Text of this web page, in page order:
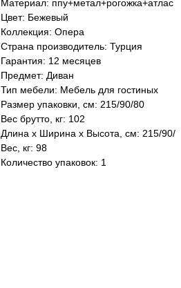
Материал: ппу+метал+рогожка+атлас
Цвет: Бежевый
Коллекция: Опера
Страна производитель: Турция
Гарантия: 12 месяцев
Предмет: Диван
Тип мебели: Мебель для гостиных
Размер упаковки, см: 215/90/80
Вес брутто, кг: 102
Длина х Ширина х Высота, см: 215/90/
Вес, кг: 98
Количество упаковок: 1